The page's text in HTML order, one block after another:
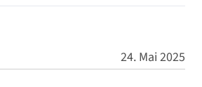
24. Mai 2025